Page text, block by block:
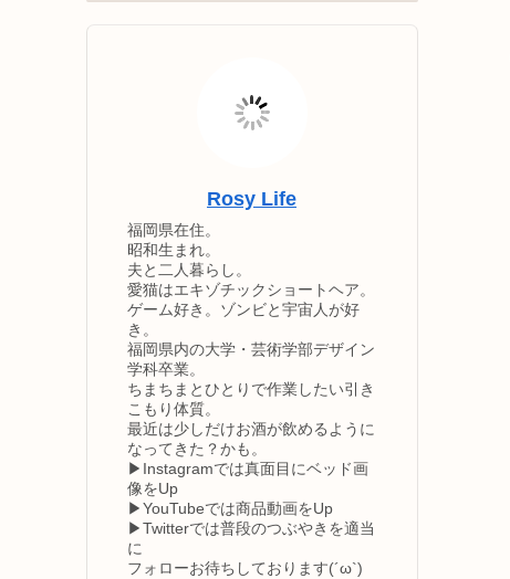
Rosy Life
福岡県在住。
昭和生まれ。
夫と二人暮らし。
愛猫はエキゾチックショートヘア。
ゲーム好き。ゾンビと宇宙人が好
き。
福岡県内の大学・芸術学部デザイン
学科卒業。
ちまちまとひとりで作業したい引き
こもり体質。
最近は少しだけお酒が飲めるように
なってきた？かも。
▶Instagramでは真面目にベッド画
像をUp
▶YouTubeでは商品動画をUp
▶Twitterでは普段のつぶやきを適当
に
フォローお待ちしております(´ω`)